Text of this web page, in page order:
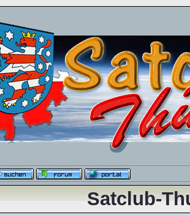
Satclub-